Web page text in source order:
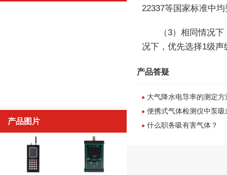
产品图片
22337等国家标准中
（3）相同情况
况下，优先选择1级声
产品答疑
大气降水电导率的测定方
便携式气体检测仪中泵
什么职务吸有害气体？